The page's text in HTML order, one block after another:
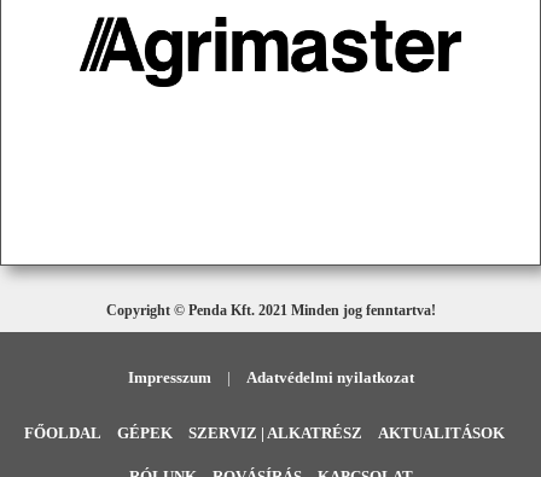
Copyright © Penda Kft. 2021 Minden jog fenntartva!
Impresszum | Adatvédelmi nyilatkozat
FŐOLDAL GÉPEK SZERVIZ | ALKATRÉSZ AKTUALITÁSOK